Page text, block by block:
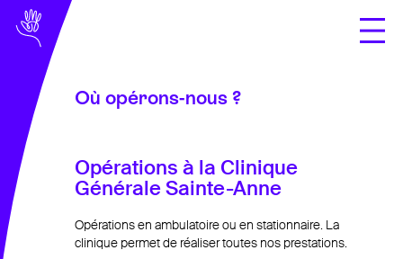
À propos
l’équipe
Où opérons-nous ?
Opérations à la Clinique
Générale Sainte-Anne
Opérations en ambulatoire ou en stationnaire. La
clinique permet de réaliser toutes nos prestations.